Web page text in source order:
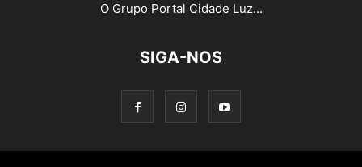
O Grupo Portal Cidade Luz...
SIGA-NOS